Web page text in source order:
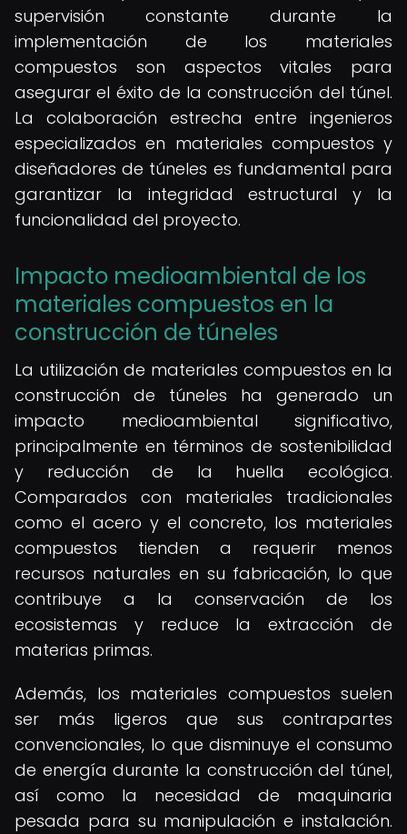
supervisión constante durante la
implementación de los materiales
compuestos son aspectos vitales para
asegurar el éxito de la construcción del túnel.
La colaboración estrecha entre ingenieros
especializados en materiales compuestos y
diseñadores de túneles es fundamental para
garantizar la integridad estructural y la
funcionalidad del proyecto.
Impacto medioambiental de los
materiales compuestos en la
construcción de túneles
La utilización de materiales compuestos en la
construcción de túneles ha generado un
impacto medioambiental significativo,
principalmente en términos de sostenibilidad
y reducción de la huella ecológica.
Comparados con materiales tradicionales
como el acero y el concreto, los materiales
compuestos tienden a requerir menos
recursos naturales en su fabricación, lo que
contribuye a la conservación de los
ecosistemas y reduce la extracción de
materias primas.
Además, los materiales compuestos suelen
ser más ligeros que sus contrapartes
convencionales, lo que disminuye el consumo
de energía durante la construcción del túnel,
así como la necesidad de maquinaria
pesada para su manipulación e instalación.